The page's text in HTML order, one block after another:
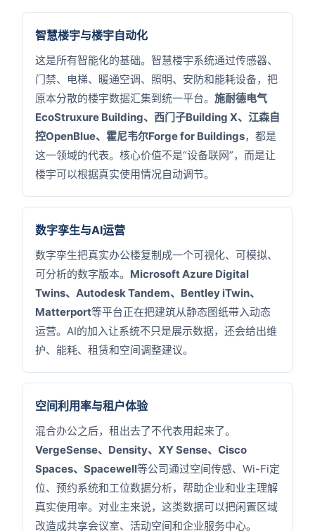
智慧楼宇与楼宇自动化
这是所有智能化的基础。智慧楼宇系统通过传感器、
门禁、电梯、暖通空调、照明、安防和能耗设备，把
原本分散的楼宇数据汇集到统一平台。 施耐德电气
EcoStruxure Building、西门子Building X、江森自
控OpenBlue、霍尼韦尔Forge for Buildings，都是
这一领域的代表。核心价值不是“设备联网”，而是让
楼宇可以根据真实使用情况自动调节。
数字孪生与AI运营
数字孪生把真实办公楼复制成一个可视化、可模拟、
可分析的数字版本。 Microsoft Azure Digital
Twins、Autodesk Tandem、Bentley iTwin、
Matterport等平台正在把建筑从静态图纸带入动态
运营。AI的加入让系统不只是展示数据，还会给出维
护、能耗、租赁和空间调整建议。
空间利用率与租户体验
混合办公之后，租出去了不代表用起来了。
VergeSense、Density、XY Sense、Cisco
Spaces、Spacewell等公司通过空间传感、Wi-Fi定
位、预约系统和工位数据分析，帮助企业和业主理解
真实使用率。对业主来说，这类数据可以把闲置区域
改造成共享会议室、活动空间和企业服务中心。